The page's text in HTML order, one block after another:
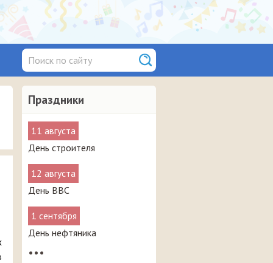
Праздники
11 августа
День строителя
12 августа
День ВВС
1 сентября
День нефтяника
•••